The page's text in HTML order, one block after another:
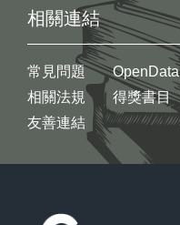
相關連結
常見問題
相關法規
友善連結
OpenData
得獎書目